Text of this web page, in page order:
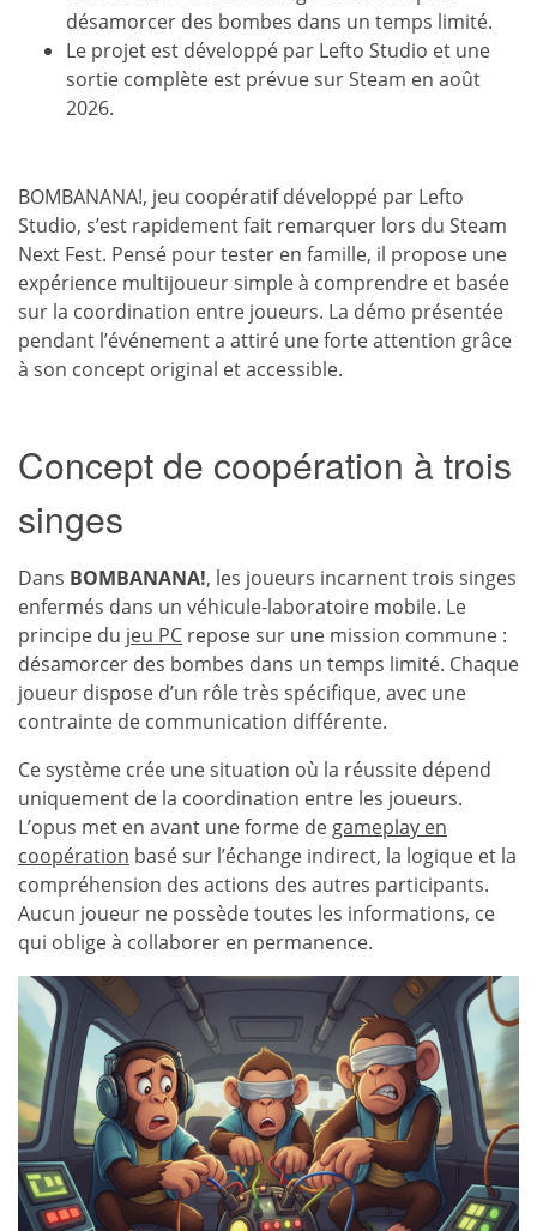
désamorcer des bombes dans un temps limité.
Le projet est développé par Lefto Studio et une
sortie complète est prévue sur Steam en août
2026.
BOMBANANA!, jeu coopératif développé par Lefto
Studio, s’est rapidement fait remarquer lors du Steam
Next Fest. Pensé pour tester en famille, il propose une
expérience multijoueur simple à comprendre et basée
sur la coordination entre joueurs. La démo présentée
pendant l’événement a attiré une forte attention grâce
à son concept original et accessible.
Concept de coopération à trois
singes
Dans BOMBANANA!, les joueurs incarnent trois singes
enfermés dans un véhicule-laboratoire mobile. Le
principe du jeu PC repose sur une mission commune :
désamorcer des bombes dans un temps limité. Chaque
joueur dispose d’un rôle très spécifique, avec une
contrainte de communication différente.
Ce système crée une situation où la réussite dépend
uniquement de la coordination entre les joueurs.
L’opus met en avant une forme de gameplay en
coopération basé sur l’échange indirect, la logique et la
compréhension des actions des autres participants.
Aucun joueur ne possède toutes les informations, ce
qui oblige à collaborer en permanence.